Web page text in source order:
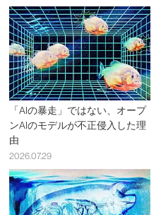
「AIの暴走」ではない、オープ
ンAIのモデルが不正侵入した理
由
2026.07.29